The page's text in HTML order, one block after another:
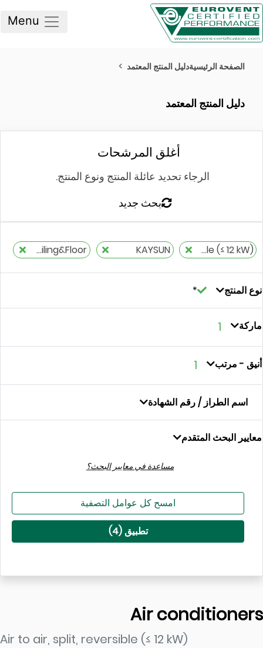
الرئيسيةدليل المنتج المعتمد
المنتج المعتمد
أغلق المرشحات
الرجاء تحديد عائلة المنتج ونوع المنتج.
بحث جديد
Air to air, split, reversible (≤ 12 kW)
KAYSUN
ZEN Ceiling&Floor
1
مرتب 1
الطراز / رقم الشهادة
البحث المتقدم
مساعدة في معايير البحث؟
امسح كل عوامل التصفية
تطبيق (4
)
Air
Air to air, split, reversible (≤ 12 kW)